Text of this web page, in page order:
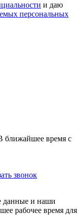
и даю
персональных
ближайшее время с
звонок
данные и наши
рабочее время для